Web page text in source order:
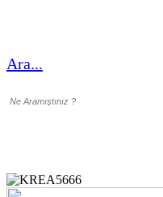
Ara...